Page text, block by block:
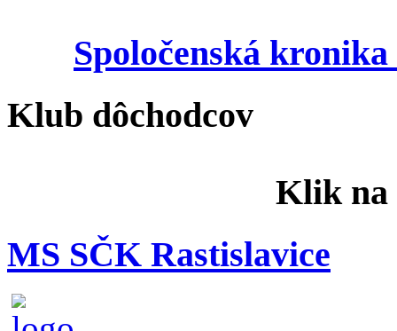
Spoločenská
Klub dôchodcov
Klik na
MS SČK Rastislavice